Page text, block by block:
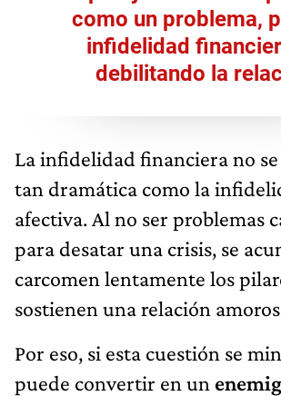
como un problema,
infidelidad
debilitando la
La infidelidad financiera no
tan dramática como la
afectiva. Al no ser problemas
para desatar una crisis, se
carcomen lentamente los
sostienen una relación
Por eso, si esta cuestión se
puede convertir en un